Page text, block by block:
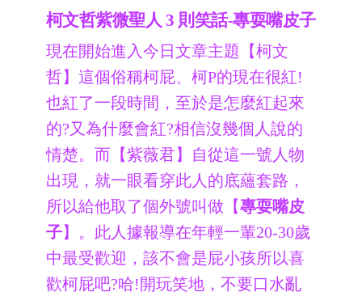
柯文哲紫微聖人 3 則笑話-專耍嘴皮子
現在開始進入今日文章主題【柯文
哲】這個俗稱柯屁、柯P的現在很紅!
也紅了一段時間，至於是怎麼紅起來
的?又為什麼會紅?相信沒幾個人說的
情楚。而【紫薇君】自從這一號人物
出現，就一眼看穿此人的底蘊套路，
所以給他取了個外號叫做【專耍嘴皮
子】。此人據報導在年輕一輩20-30歲
中最受歡迎，該不會是屁小孩所以喜
歡柯屁吧?哈!開玩笑地，不要口水亂